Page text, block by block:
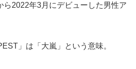
ら2022年3月にデビューした男性ア
」は「大嵐」という意味。